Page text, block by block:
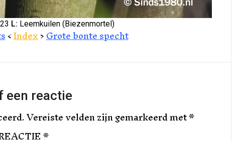
L: Leemkuilen (Biezenmortel)
<Index>Grote bonte specht
een reactie
Vereiste velden zijn gemarkeerd met*
*